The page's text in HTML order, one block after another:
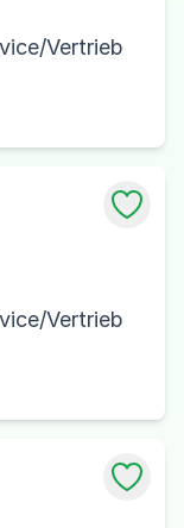
Vertrieb
Vertrieb